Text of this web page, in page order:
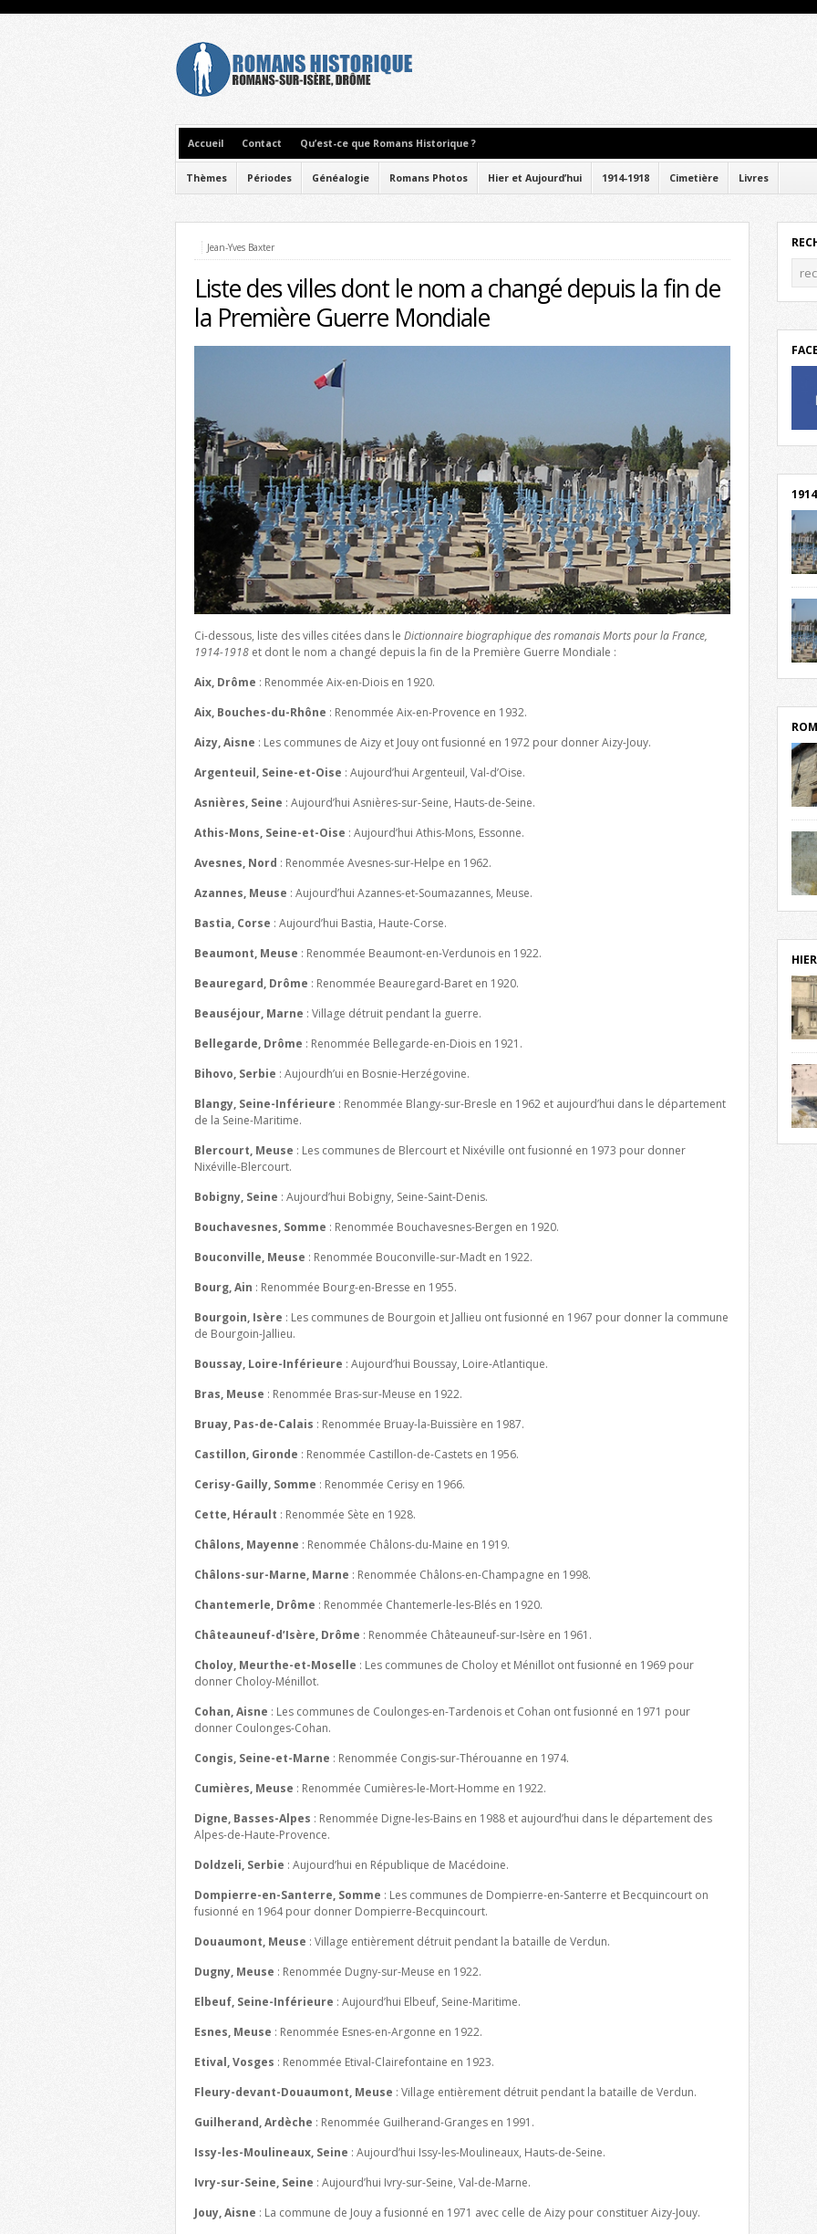
Accueil Contact Qu’est-ce que Romans Historique ?
Thèmes Périodes Généalogie Romans Photos Hier et Aujourd’hui 1914-1918 Cimetière Livres
Jean-Yves Baxter
Liste des villes dont le nom a changé depuis la fin de
la Première Guerre Mondiale
Ci-dessous, liste des villes citées dans le Dictionnaire biographique des romanais Morts pour la France,
1914-1918 et dont le nom a changé depuis la fin de la Première Guerre Mondiale :
Aix, Drôme : Renommée Aix-en-Diois en 1920.
Aix, Bouches-du-Rhône : Renommée Aix-en-Provence en 1932.
Aizy, Aisne : Les communes de Aizy et Jouy ont fusionné en 1972 pour donner Aizy-Jouy.
Argenteuil, Seine-et-Oise : Aujourd’hui Argenteuil, Val-d’Oise.
Asnières, Seine : Aujourd’hui Asnières-sur-Seine, Hauts-de-Seine.
Athis-Mons, Seine-et-Oise : Aujourd’hui Athis-Mons, Essonne.
Avesnes, Nord : Renommée Avesnes-sur-Helpe en 1962.
Azannes, Meuse : Aujourd’hui Azannes-et-Soumazannes, Meuse.
Bastia, Corse : Aujourd’hui Bastia, Haute-Corse.
Beaumont, Meuse : Renommée Beaumont-en-Verdunois en 1922.
Beauregard, Drôme : Renommée Beauregard-Baret en 1920.
Beauséjour, Marne : Village détruit pendant la guerre.
Bellegarde, Drôme : Renommée Bellegarde-en-Diois en 1921.
Bihovo, Serbie : Aujourdh’ui en Bosnie-Herzégovine.
Blangy, Seine-Inférieure : Renommée Blangy-sur-Bresle en 1962 et aujourd’hui dans le département
de la Seine-Maritime.
Blercourt, Meuse : Les communes de Blercourt et Nixéville ont fusionné en 1973 pour donner
Nixéville-Blercourt.
Bobigny, Seine : Aujourd’hui Bobigny, Seine-Saint-Denis.
Bouchavesnes, Somme : Renommée Bouchavesnes-Bergen en 1920.
Bouconville, Meuse : Renommée Bouconville-sur-Madt en 1922.
Bourg, Ain : Renommée Bourg-en-Bresse en 1955.
Bourgoin, Isère : Les communes de Bourgoin et Jallieu ont fusionné en 1967 pour donner la commune
de Bourgoin-Jallieu.
Boussay, Loire-Inférieure : Aujourd’hui Boussay, Loire-Atlantique.
Bras, Meuse : Renommée Bras-sur-Meuse en 1922.
Bruay, Pas-de-Calais : Renommée Bruay-la-Buissière en 1987.
Castillon, Gironde : Renommée Castillon-de-Castets en 1956.
Cerisy-Gailly, Somme : Renommée Cerisy en 1966.
Cette, Hérault : Renommée Sète en 1928.
Châlons, Mayenne : Renommée Châlons-du-Maine en 1919.
Châlons-sur-Marne, Marne : Renommée Châlons-en-Champagne en 1998.
Chantemerle, Drôme : Renommée Chantemerle-les-Blés en 1920.
Châteauneuf-d’Isère, Drôme : Renommée Châteauneuf-sur-Isère en 1961.
Choloy, Meurthe-et-Moselle : Les communes de Choloy et Ménillot ont fusionné en 1969 pour
donner Choloy-Ménillot.
Cohan, Aisne : Les communes de Coulonges-en-Tardenois et Cohan ont fusionné en 1971 pour
donner Coulonges-Cohan.
Congis, Seine-et-Marne : Renommée Congis-sur-Thérouanne en 1974.
Cumières, Meuse : Renommée Cumières-le-Mort-Homme en 1922.
Digne, Basses-Alpes : Renommée Digne-les-Bains en 1988 et aujourd’hui dans le département des
Alpes-de-Haute-Provence.
Doldzeli, Serbie : Aujourd’hui en République de Macédoine.
Dompierre-en-Santerre, Somme : Les communes de Dompierre-en-Santerre et Becquincourt on
fusionné en 1964 pour donner Dompierre-Becquincourt.
Douaumont, Meuse : Village entièrement détruit pendant la bataille de Verdun.
Dugny, Meuse : Renommée Dugny-sur-Meuse en 1922.
Elbeuf, Seine-Inférieure : Aujourd’hui Elbeuf, Seine-Maritime.
Esnes, Meuse : Renommée Esnes-en-Argonne en 1922.
Etival, Vosges : Renommée Etival-Clairefontaine en 1923.
Fleury-devant-Douaumont, Meuse : Village entièrement détruit pendant la bataille de Verdun.
Guilherand, Ardèche : Renommée Guilherand-Granges en 1991.
Issy-les-Moulineaux, Seine : Aujourd’hui Issy-les-Moulineaux, Hauts-de-Seine.
Ivry-sur-Seine, Seine : Aujourd’hui Ivry-sur-Seine, Val-de-Marne.
Jouy, Aisne : La commune de Jouy a fusionné en 1971 avec celle de Aizy pour constituer Aizy-Jouy.
par